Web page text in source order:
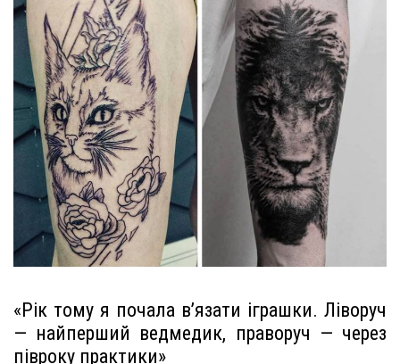
«Рік тому я почала в’язати іграшки. Ліворуч
— найперший ведмедик, праворуч — через
півроку практики»